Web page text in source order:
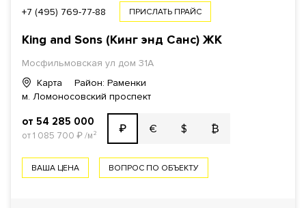
ПЛОЩАДЬ
КОМНАТ ОТ 1
ОТДЕЛКА
+7 (495) 769-77-88 ПРИСЛАТЬ ПРАЙС
King and Sons (Кинг энд Санc) ЖК
Мосфильмовская ул дом 31А
Карта
Район: Раменки
м. Ломоносовский проспект
от 54 285 000
от 1 085 700 ₽/м² ₽ € $ ₿
ВАША ЦЕНА ВОПРОС ПО ОБЪЕКТУ